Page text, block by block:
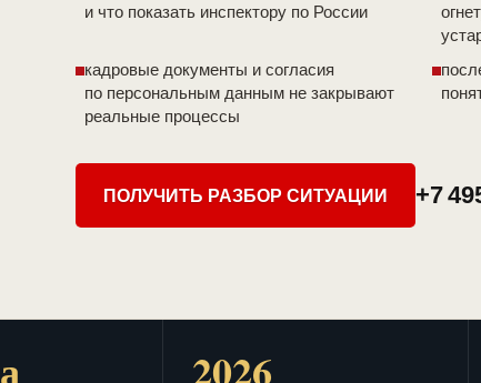
и что показать инспектору по России
кадровые документы и согласия
по персональным данным не закрывают
реальные процессы
ПОЛУЧИТЬ РАЗБОР СИТУАЦИИ +7
2026